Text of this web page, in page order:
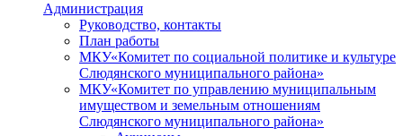
Администрация
Руководство, контакты
План работы
МКУ«Комитет по социальной политике и культуре
Слюдянского муниципального района»
МКУ«Комитет по управлению муниципальным
имуществом и земельным отношениям
Слюдянского муниципального района»